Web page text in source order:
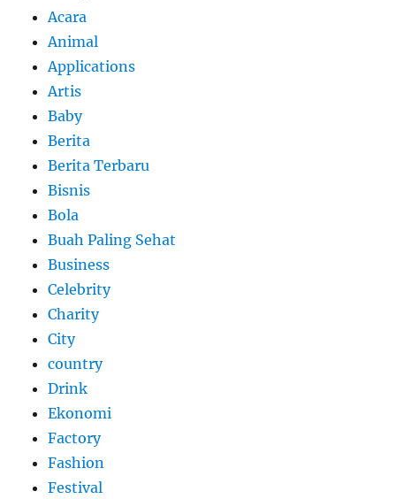
Acara
Animal
Applications
Artis
Baby
Berita
Berita Terbaru
Bisnis
Bola
Buah Paling Sehat
Business
Celebrity
Charity
City
country
Drink
Ekonomi
Factory
Fashion
Festival